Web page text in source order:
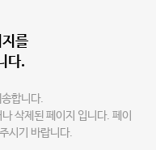
를
다.
합니다.
삭제된 페이지 입니다. 페이
시기 바랍니다.